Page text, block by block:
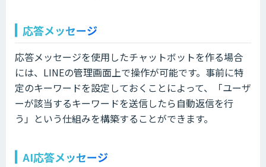
応答メッセージ
応答メッセージを使用したチャットボットを作る場合
には、LINEの管理画面上で操作が可能です。事前に特
定のキーワードを設定しておくことによって、「ユーザ
ーが該当するキーワードを送信したら自動返信を行
う」という仕組みを構築することができます。
AI応答メッセージ